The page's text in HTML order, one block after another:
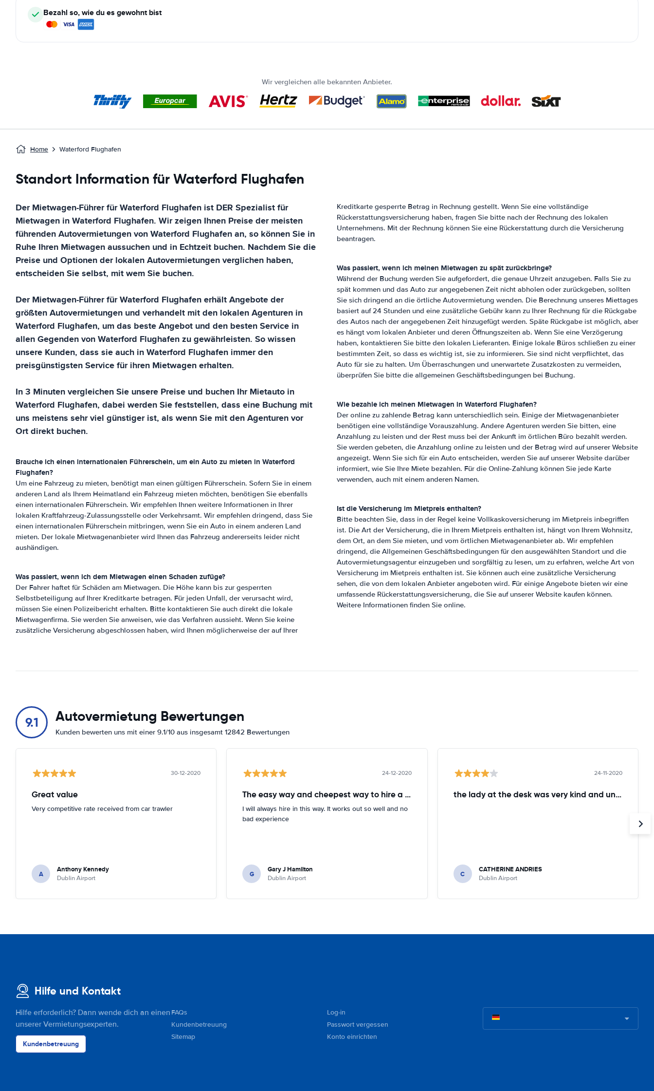
Bezahl so, wie du es gewohnt bist
Wir vergleichen alle bekannten Anbieter.
Home Waterford Flughafen
Standort Information für Waterford Flughafen
Der Mietwagen-Führer fürWaterford Flughafen ist DER Spezialist für
Mietwagen inWaterford Flughafen. Wir zeigen Ihnen Preise der meisten
führenden Autovermietungen vonWaterford Flughafenan, so können Sie in
Ruhe Ihren Mietwagen aussuchen und in Echtzeit buchen. Nachdem Sie die
Preise und Optionen der lokalen Autovermietungen verglichen haben,
entscheiden Sie selbst, mit wem Sie buchen.
Der Mietwagen-Führer fürWaterford Flughafenerhält Angebote der
größten Autovermietungen und verhandelt mit den lokalen Agenturen in
Waterford Flughafen, um das beste Angebot und den besten Service in
allen Gegenden vonWaterford Flughafenzu gewährleisten. So wissen
unsere Kunden, dass sie auch inWaterford Flughafen immer den
preisgünstigsten Service für ihren Mietwagen erhalten.
In 3 Minuten vergleichen Sie unsere Preise und buchen Ihr Mietauto in
Waterford Flughafen, dabei werden Sie feststellen, dass eine Buchung mit
uns meistens sehr viel günstiger ist, als wenn Sie mit den Agenturen vor
Ort direkt buchen.
Brauche ich einen internationalen Führerschein, um ein Auto zu mieten in Waterford
Flughafen?
Um eine Fahrzeug zu mieten, benötigt man einen gültigen Führerschein. Sofern Sie in einem
anderen Land als Ihrem Heimatland ein Fahrzeug mieten möchten, benötigen Sie ebenfalls
einen internationalen Führerschein. Wir empfehlen Ihnen weitere Informationen in Ihrer
lokalen Kraftfahrzeug-Zulassungsstelle oder Verkehrsamt. Wir empfehlen dringend, dass Sie
einen internationalen Führerschein mitbringen, wenn Sie ein Auto in einem anderen Land
mieten. Der lokale Mietwagenanbieter wird Ihnen das Fahrzeug andererseits leider nicht
aushändigen.
Was passiert, wenn ich dem Mietwagen einen Schaden zufüge?
Der Fahrer haftet für Schäden am Mietwagen. Die Höhe kann bis zur gesperrten
Selbstbeteiligung auf Ihrer Kreditkarte betragen. Für jeden Unfall, der verursacht wird,
müssen Sie einen Polizeibericht erhalten. Bitte kontaktieren Sie auch direkt die lokale
Mietwagenfirma. Sie werden Sie anweisen, wie das Verfahren aussieht. Wenn Sie keine
zusätzliche Versicherung abgeschlossen haben, wird Ihnen möglicherweise der auf Ihrer
Kreditkarte gesperrte Betrag in Rechnung gestellt. Wenn Sie eine vollständige
Rückerstattungsversicherung haben, fragen Sie bitte nach der Rechnung des lokalen
Unternehmens. Mit der Rechnung können Sie eine Rückerstattung durch die Versicherung
beantragen.
Was passiert, wenn ich meinen Mietwagen zu spät zurückbringe?
Während der Buchung werden Sie aufgefordert, die genaue Uhrzeit anzugeben. Falls Sie zu
spät kommen und das Auto zur angegebenen Zeit nicht abholen oder zurückgeben, sollten
Sie sich dringend an die örtliche Autovermietung wenden. Die Berechnung unseres Miettages
basiert auf 24 Stunden und eine zusätzliche Gebühr kann zu Ihrer Rechnung für die Rückgabe
des Autos nach der angegebenen Zeit hinzugefügt werden. Späte Rückgabe ist möglich, aber
es hängt vom lokalen Anbieter und deren Öffnungszeiten ab. Wenn Sie eine Verzögerung
haben, kontaktieren Sie bitte den lokalen Lieferanten. Einige lokale Büros schließen zu einer
bestimmten Zeit, so dass es wichtig ist, sie zu informieren. Sie sind nicht verpflichtet, das
Auto für sie zu halten. Um Überraschungen und unerwartete Zusatzkosten zu vermeiden,
überprüfen Sie bitte die allgemeinen Geschäftsbedingungen bei Buchung.
Wie bezahle ich meinen Mietwagen in Waterford Flughafen?
Der online zu zahlende Betrag kann unterschiedlich sein. Einige der Mietwagenanbieter
benötigen eine vollständige Vorauszahlung. Andere Agenturen werden Sie bitten, eine
Anzahlung zu leisten und der Rest muss bei der Ankunft im örtlichen Büro bezahlt werden.
Sie werden gebeten, die Anzahlung online zu leisten und der Betrag wird auf unserer Website
angezeigt. Wenn Sie sich für ein Auto entscheiden, werden Sie auf unserer Website darüber
informiert, wie Sie Ihre Miete bezahlen. Für die Online-Zahlung können Sie jede Karte
verwenden, auch mit einem anderen Namen.
Ist die Versicherung im Mietpreis enthalten?
Bitte beachten Sie, dass in der Regel keine Vollkaskoversicherung im Mietpreis inbegriffen
ist. Die Art der Versicherung, die in Ihrem Mietpreis enthalten ist, hängt von Ihrem Wohnsitz,
dem Ort, an dem Sie mieten, und vom örtlichen Mietwagenanbieter ab. Wir empfehlen
dringend, die Allgemeinen Geschäftsbedingungen für den ausgewählten Standort und die
Autovermietungsagentur einzugeben und sorgfältig zu lesen, um zu erfahren, welche Art von
Versicherung im Mietpreis enthalten ist. Sie können auch eine zusätzliche Versicherung
sehen, die von dem lokalen Anbieter angeboten wird. Für einige Angebote bieten wir eine
umfassende Rückerstattungsversicherung, die Sie auf unserer Website kaufen können.
Weitere Informationen finden Sie online.
9.1 Autovermietung Bewertungen
Kunden bewerten uns mit einer 9.1/10 aus insgesamt 12842 Bewertungen
30-12-2020
Great value
Very competitive rate received from car trawler
A Anthony Kennedy
Dublin Airport
24-12-2020
The easy way and cheepest way to hire a car
I will always hire in this way. It works out so well and no
bad experience
G Gary J Hamilton
Dublin Airport
24-11-2020
the lady at the desk was very kind and understanding!
C CATHERINE ANDRIES
Dublin Airport
Hilfe und Kontakt
Hilfe erforderlich? Dann wende dich an einen
unserer Vermietungsexperten.
Kundenbetreuung
FAQs
Kundenbetreuung
Sitemap
Log-in
Passwort vergessen
Konto einrichten